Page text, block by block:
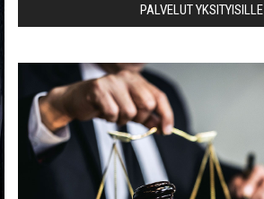
PALVELUT YKSITYISILLE